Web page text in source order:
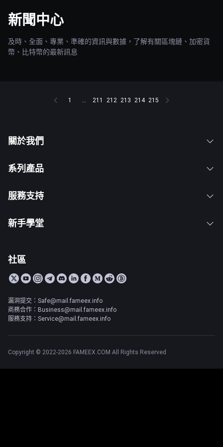
新聞中心
及時、全面、專業、準確的資訊與數據，了解有關區塊鏈、加密貨
幣、比特幣的最新訊息
1 ... 211 212 213 214 215
關於我們
系列產品
服務支持
新手學堂
社區
漏洞提交：Safe@mail.fameex.info
商務合作：Business@mail.fameex.info
服務支持：Service@mail.fameex.info
Copyright © 2022-2026 FAMEEX.COM All Rights Reserved